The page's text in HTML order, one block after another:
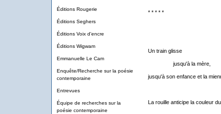
Éditions Rougerie
Éditions Seghers
Éditions Voix d'encre
Éditions Wigwam
Emmanuelle Le Cam
Enquête/Recherche sur la poésie
contemporaine
Entrevues
Équipe de recherches sur la
poésie contemporaine
* * * * *
Un train glisse
jusqu'à la mère,
jusqu'à son enfance et la
La rouille anticipe la couleur